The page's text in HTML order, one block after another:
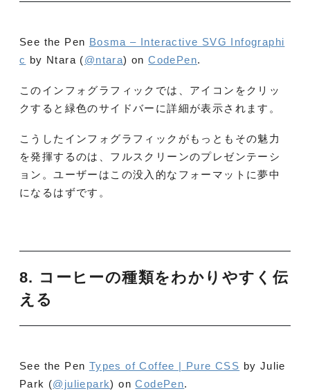
See the Pen Bosma – Interactive SVG Infographi
c by Ntara (@ntara) onCodePen.
このインフォグラフィックでは、アイコンをクリッ
クすると緑色のサイドバーに詳細が表示されます。
こうしたインフォグラフィックがもっともその魅力
を発揮するのは、フルスクリーンのプレゼンテーシ
ョン。ユーザーはこの没入的なフォーマットに夢中
になるはずです。
8. コーヒーの種類をわかりやすく伝
える
See the Pen Types of Coffee | Pure CSS by Julie
Park (@juliepark) onCodePen.